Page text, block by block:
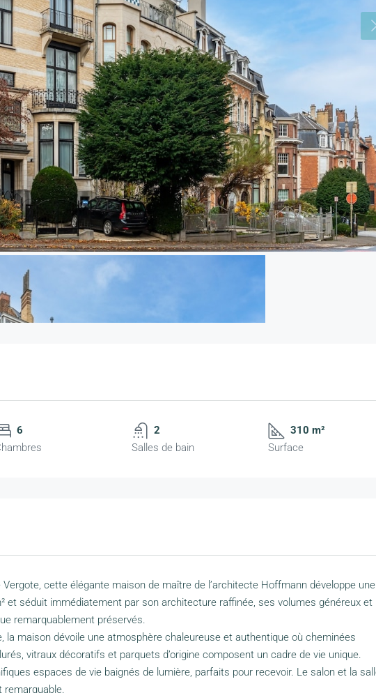
6
2
Salles de bain
310 m²
Surface
cette élégante maison de maître de l’architecte Hoffmann développe une
et séduit immédiatement par son architecture raffinée, ses volumes généreux et
remarquablement préservés.
la maison dévoile une atmosphère chaleureuse et authentique où cheminées
vitraux décoratifs et parquets d’origine composent un cadre de vie unique.
espaces de vie baignés de lumière, parfaits pour recevoir. Le salon et la
remarquable.